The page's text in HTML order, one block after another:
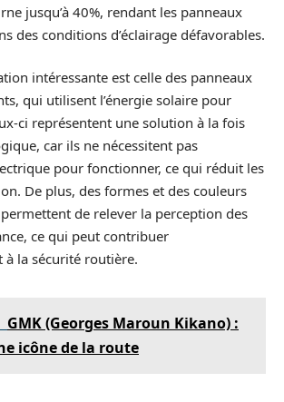
jusqu’à 40%, rendant les panneaux
des conditions d’éclairage défavorables.
intéressante est celle des panneaux
qui utilisent l’énergie solaire pour
ci représentent une solution à la fois
car ils ne nécessitent pas
pour fonctionner, ce qui réduit les
De plus, des formes et des couleurs
de relever la perception des
ce qui peut contribuer
la sécurité routière.
GMK (Georges Maroun Kikano) :
icône de la route